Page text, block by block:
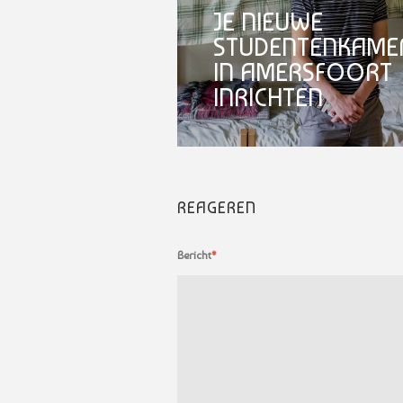
JE NIEUWE
IN AMERSFOORT
INRICHTEN
REAGEREN
Bericht*